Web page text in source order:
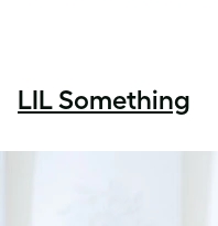
LIL Something